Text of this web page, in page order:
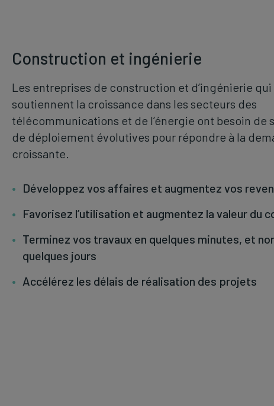
Construction et ingénierie
Les entreprises de construction et d’ingénierie qui
soutiennent la croissance dans les secteurs des
télécommunications et de l’énergie ont besoin de
de déploiement évolutives pour répondre à la
croissante.
Développez vos affaires et augmentez vos
Favorisez l’utilisation et augmentez la valeur du
Terminez vos travaux en quelques minutes, et
quelques jours
Accélérez les délais de réalisation des projets